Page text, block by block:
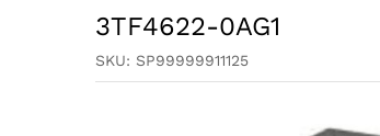
3TF4622-0AG1
SKU: SP99999911125